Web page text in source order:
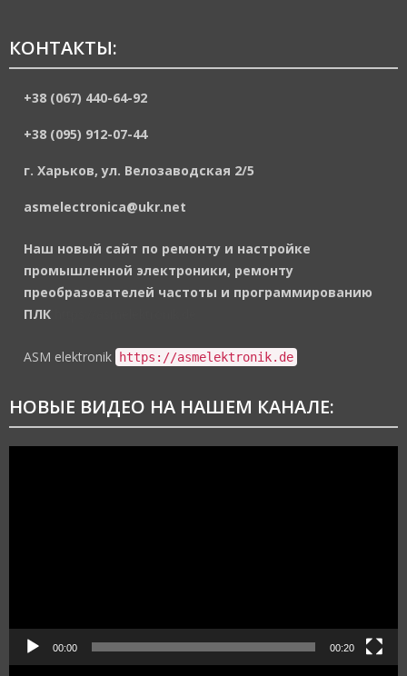
КОНТАКТЫ:
+38 (067) 440-64-92
+38 (095) 912-07-44
г. Харьков, ул. Велозаводская 2/5
asmelectronica@ukr.net
Наш новый сайт по ремонту и настройке
промышленной электроники, ремонту
преобразователей частоты и программированию
ПЛК
ASM elektronik https://asmelektronik.de
НОВЫЕ ВИДЕО НА НАШЕМ КАНАЛЕ:
00:00 00:20